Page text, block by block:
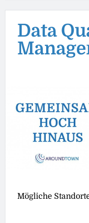
Data
Mögliche